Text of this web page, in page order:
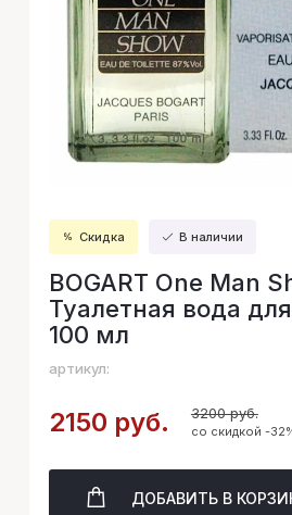
Скидка В наличии
BOGART One Man
Туалетная вода
100 мл
артикул:
2150 руб. 3200 руб.
со скидкой -
ДОБАВИТЬ В